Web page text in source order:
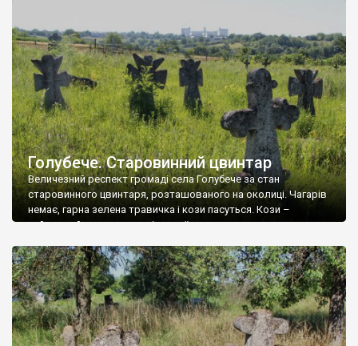
Голубече. Старовинний цвинтар
Величезний респект громаді села Голубече за стан
старовинного цвинтаря, розташованого на околиці. Чагарів
немає, гарна зелена травичка і кози пасуться. Кози –
найкращий регулятор шкідливої, для старих кладовищ,
бруньками, кози ті бруньки обгризають, бо то улюблений
делікатес. На цвинтарі у Голубечому ціла колекція
різноманітних форм хрестів. Село відносно невелике, […]